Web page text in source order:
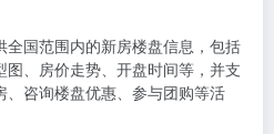
全国范围内的新房楼盘信息，包括
图、房价走势、开盘时间等，并支
、咨询楼盘优惠、参与团购等活